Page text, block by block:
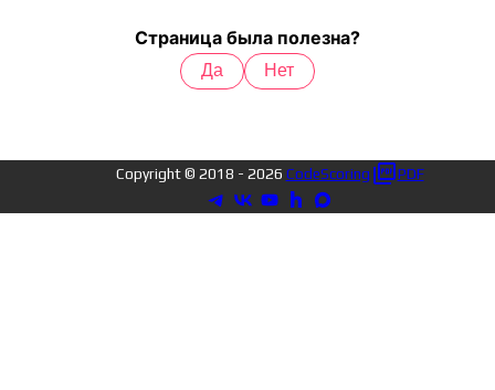
Страница была полезна?
Да Нет
Copyright © 2018 - 2026 CodeScoring PDF